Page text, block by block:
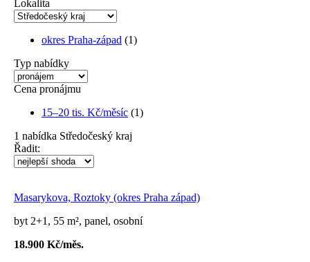
Lokalita
okres Praha-západ (1)
Typ nabídky
Cena pronájmu
15–20 tis. Kč/měsíc (1)
1 nabídka Středočeský kraj
Řadit:
Masarykova, Roztoky (okres Praha západ)
byt 2+1, 55 m², panel, osobní
18.900 Kč/měs.